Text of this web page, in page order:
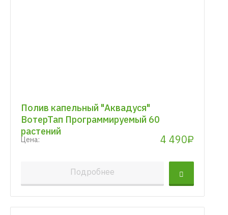
Полив капельный "Аквадуся"
ВотерТап Программируемый 60
растений
Цена: 4 490₽
Подробнее